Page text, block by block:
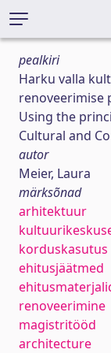
pealkiri
Harku valla
renoveerimise
Using the
Cultural and
autor
Meier, Laura
märksõnad
arhitektuur
korduskasutus
ehitusjäätmed
renoveerimine
magistritööd
architecture